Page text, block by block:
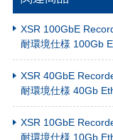
XSR 100GbE
耐環境仕様 100Gb
XSR 40GbE
耐環境仕様 40Gb
XSR 10GbE
耐環境仕様 10Gb